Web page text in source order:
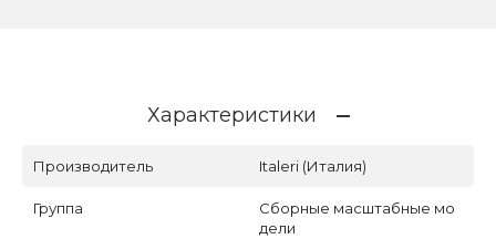
Характеристики
Производитель Italeri (Италия)
Группа
Сборные масштабные мо
дели